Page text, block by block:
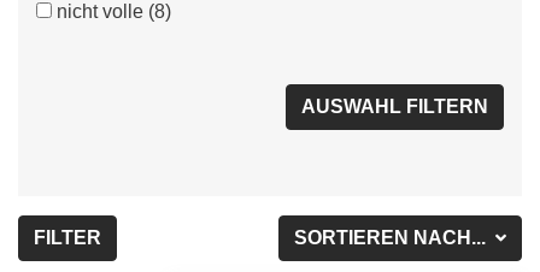
nicht volle (8)
SORTIEREN NACH...
FILTER